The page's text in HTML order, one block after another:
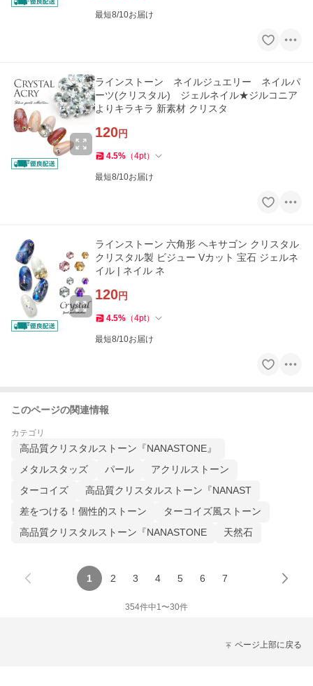
最短8/10お届け
ラインストーン ネイルジュエリー ネイルパ
ーツ(クリスタル) ジェルネイル★ジルコニア
よりキラキラ 新素材 クリスタ
120円
4.5% （4pt）
最短8/10お届け
ラインストーン 六角形 ヘキサゴン クリスタル
クリスタル製 ビジュー Vカット 宝石 ジェルネ
イル | ネイル ネ
120円
4.5% （4pt）
最短8/10お届け
このページの関連情報
カテゴリ
高品質クリスタルストーン『NANASTONE』
メタルスタッズ
パール
アクリルストーン
ターコイズ
高品質クリスタルストーン『NANAST
差をつける！個性的ストーン
ターコイズ風ストーン
高品質クリスタルストーン『NANASTONE
天然石
1 2 3 4 5 6 7
354件中1〜30件
ページ上部に戻る